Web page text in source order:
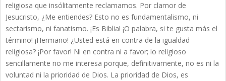
religiosa que insólitamente reclamamos. Por clamor de
Jesucristo, ¿Me entiendes? Esto no es fundamentalismo, ni
sectarismo, ni fanatismo. ¡Es Biblia! ¡O palabra, si te gusta más el
término! ¡Hermano! ¿Usted está en contra de la igualdad
religiosa? ¡Por favor! Ni en contra ni a favor; lo religioso
sencillamente no me interesa porque, definitivamente, no es ni la
voluntad ni la prioridad de Dios. La prioridad de Dios, es